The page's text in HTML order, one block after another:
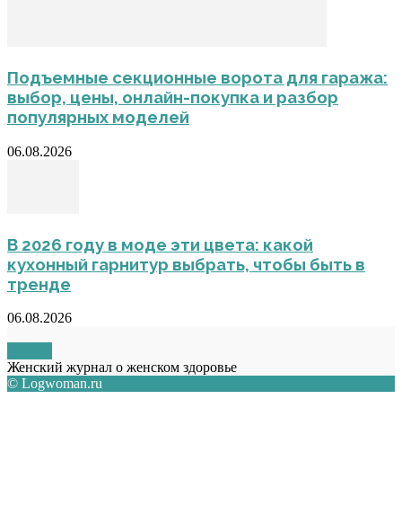
Подъемные секционные ворота для гаража:
выбор, цены, онлайн-покупка и разбор
популярных моделей
06.08.2026
В 2026 году в моде эти цвета: какой
кухонный гарнитур выбрать, чтобы быть в
тренде
06.08.2026
Женский журнал о женском здоровье
© Logwoman.ru